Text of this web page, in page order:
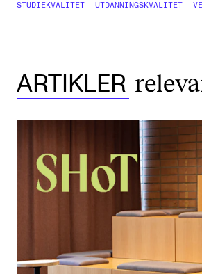
STUDIEKVALITET UTDANNINGSKVALITET
ARTIKLER